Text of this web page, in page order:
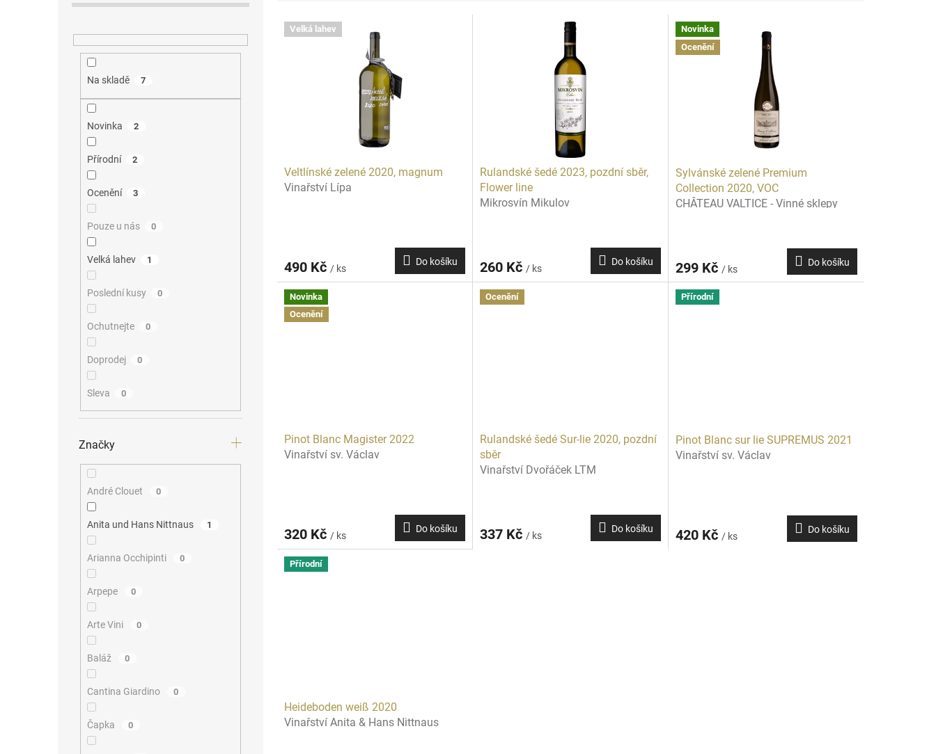
Na skladě 7
Novinka 2
Přírodní 2
Ocenění 3
Pouze u nás 0
Velká lahev 1
Poslední kusy 0
Ochutnejte 0
Doprodej 0
Sleva 0
Značky
André Clouet 0
Anita und Hans Nittnaus 1
Arianna Occhipinti 0
Arpepe 0
Arte Vini 0
Baláž 0
Cantina Giardino 0
Čapka 0
V Velká lahev
Veltlínské zelené 2020, magnum
Vinařství Lípa
490 Kč / ks
Do košíku
Rulandské šedé 2023, pozdní sběr,
Flower line
Mikrosvín Mikulov
260 Kč / ks
Do košíku
Novinka
Ocenění
Sylvánské zelené Premium
Collection 2020, VOC
CHÂTEAU VALTICE - Vinné sklepy
299 Kč / ks
Do košíku
Novinka
Ocenění
Pinot Blanc Magister 2022
Vinařství sv. Václav
320 Kč / ks
Do košíku
Ocenění
Rulandské šedé Sur-lie 2020, pozdní
sběr
Vinařství Dvořáček LTM
337 Kč / ks
Do košíku
Přírodní
Pinot Blanc sur lie SUPREMUS 2021
Vinařství sv. Václav
420 Kč / ks
Do košíku
Přírodní
Heideboden weiß 2020
Vinařství Anita & Hans Nittnaus